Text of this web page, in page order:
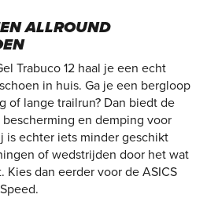
ALLROUND
Trabuco 12 haal je een echt
in huis. Ga je een bergloop
of lange trailrun? Dan biedt de
bescherming en demping voor
is echter iets minder geschikt
of wedstrijden door het wat
Kies dan eerder voor de ASICS